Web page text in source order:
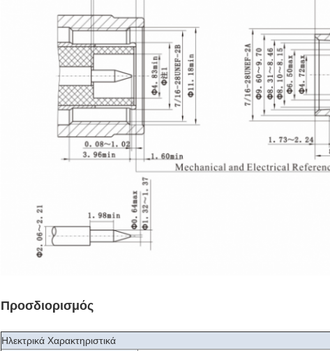
Προσδιορισμός
Ηλεκτρικά Χαρακτηριστικά